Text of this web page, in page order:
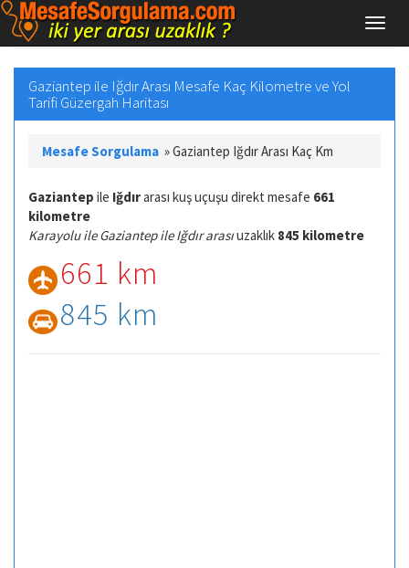
Gaziantep ile Iğdır Arası Mesafe Kaç Kilometre ve Yol
Tarifi Güzergah Haritası
Mesafe Sorgulama »Gaziantep Iğdır Arası Kaç Km
Gaziantep ile Iğdırarası kuş uçuşu direkt mesafe 661
kilometre
Karayolu ile Gaziantep ile Iğdır arasıuzaklık 845 kilometre
661 km
845 km